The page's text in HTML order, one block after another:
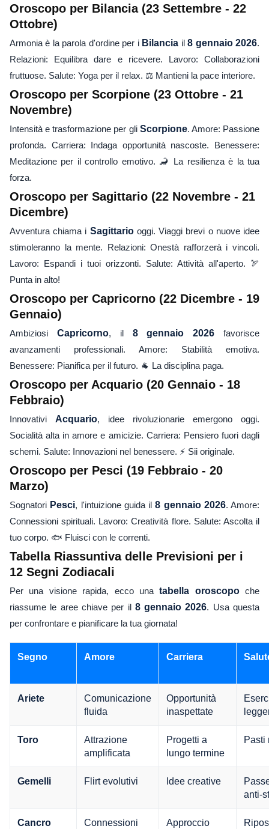
Oroscopo per Bilancia (23 Settembre - 22
Ottobre)
Armonia è la parola d'ordine per i Bilancia il8 gennaio 2026.
Relazioni: Equilibra dare e ricevere. Lavoro: Collaborazioni
fruttuose. Salute: Yoga per il relax. ⚖️ Mantieni la pace interiore.
Oroscopo per Scorpione (23 Ottobre - 21
Novembre)
Intensità e trasformazione per gli Scorpione. Amore: Passione
profonda. Carriera: Indaga opportunità nascoste. Benessere:
Meditazione per il controllo emotivo. 🦂 La resilienza è la tua
forza.
Oroscopo per Sagittario (22 Novembre - 21
Dicembre)
Avventura chiama i Sagittariooggi. Viaggi brevi o nuove idee
stimoleranno la mente. Relazioni: Onestà rafforzerà i vincoli.
Lavoro: Espandi i tuoi orizzonti. Salute: Attività all'aperto. 🏹
Punta in alto!
Oroscopo per Capricorno (22 Dicembre - 19
Gennaio)
Ambiziosi Capricorno, il 8 gennaio 2026 favorisce
avanzamenti professionali. Amore: Stabilità emotiva.
Benessere: Pianifica per il futuro. 🐐 La disciplina paga.
Oroscopo per Acquario (20 Gennaio - 18
Febbraio)
Innovativi Acquario, idee rivoluzionarie emergono oggi.
Socialità alta in amore e amicizie. Carriera: Pensiero fuori dagli
schemi. Salute: Innovazioni nel benessere. ⚡ Sii originale.
Oroscopo per Pesci (19 Febbraio - 20
Marzo)
Sognatori Pesci, l'intuizione guida il8 gennaio 2026. Amore:
Connessioni spirituali. Lavoro: Creatività flore. Salute: Ascolta il
tuo corpo. 🐟 Fluisci con le correnti.
Tabella Riassuntiva delle Previsioni per i
12 Segni Zodiacali
Per una visione rapida, ecco unatabella oroscopoche
riassume le aree chiave per il 8 gennaio 2026. Usa questa
per confrontare e pianificare la tua giornata!
Segno Amore Carriera
Ariete
Comunicazione
fluida
Opportunità
inaspettate
Toro
Attrazione
amplificata
Progetti a
lungo termine
Pasti
Gemelli Flirt evolutivi Idee creative
anti-
Cancro
Connessioni
Approccio